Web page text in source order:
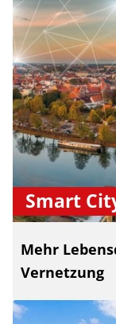
Smart
Mehr
Vernetzung